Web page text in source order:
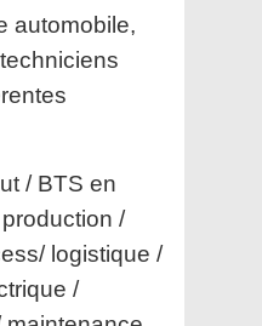
automobile,
/ BTS en
/
logistique /
/